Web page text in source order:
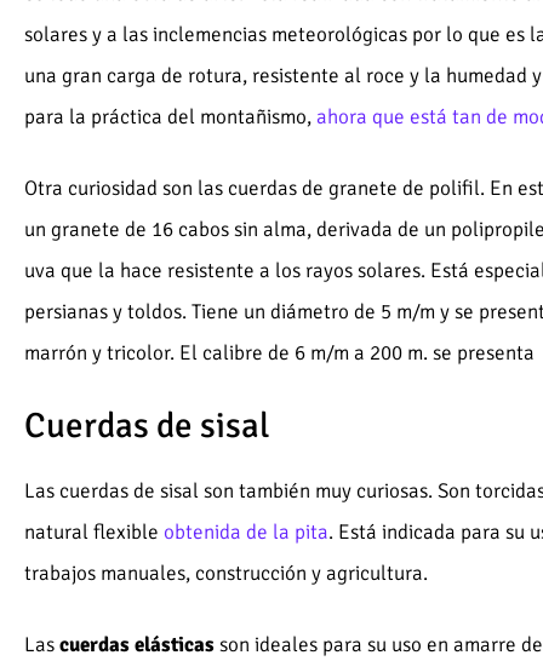
solares y a las inclemencias meteorológicas por lo que es
una gran carga de rotura, resistente al roce y la humedad
para la práctica del montañismo, ahora que está tan de
Otra curiosidad son las cuerdas de granete de polifil. En
un granete de 16 cabos sin alma, derivada de un
uva que la hace resistente a los rayos solares. Está
persianas y toldos. Tiene un diámetro de 5 m/m y se
marrón y tricolor. El calibre de 6 m/m a 200 m. se
Cuerdas de sisal
Las cuerdas de sisal son también muy curiosas. Son
natural flexible obtenida de la pita. Está indicada para su
trabajos manuales, construcción y agricultura.
Lascuerdas elásticasson ideales para su uso en amarre